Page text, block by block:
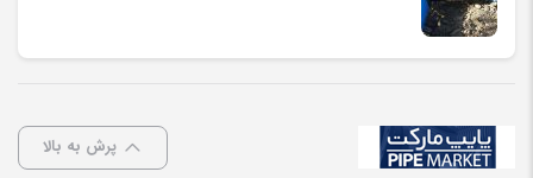
پرش به بالا